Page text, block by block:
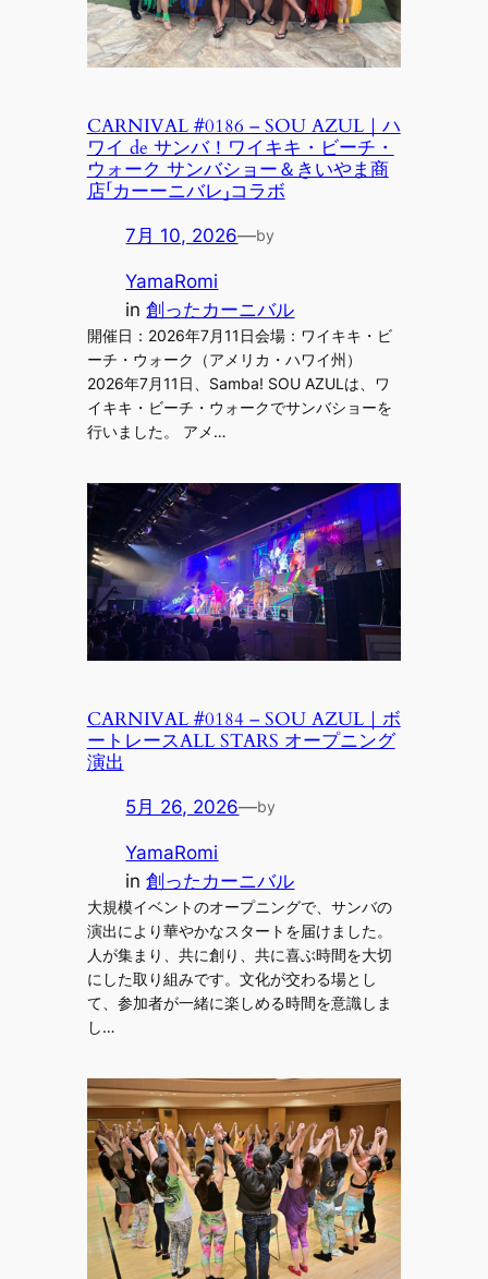
CARNIVAL #0186 – SOU AZUL｜ハ
ワイ de サンバ！ワイキキ・ビーチ・
ウォーク サンバショー＆きいやま商
店「カーーニバレ」コラボ
7月 10, 2026—by
YamaRomi
in創ったカーニバル
開催日：2026年7月11日会場：ワイキキ・ビ
ーチ・ウォーク（アメリカ・ハワイ州）
2026年7月11日、Samba! SOU AZULは、ワ
イキキ・ビーチ・ウォークでサンバショーを
行いました。 アメ…
CARNIVAL #0184 – SOU AZUL｜ボ
ートレースALL STARS オープニング
演出
5月 26, 2026—by
YamaRomi
in創ったカーニバル
大規模イベントのオープニングで、サンバの
演出により華やかなスタートを届けました。
人が集まり、共に創り、共に喜ぶ時間を大切
にした取り組みです。文化が交わる場とし
て、参加者が一緒に楽しめる時間を意識しま
し…